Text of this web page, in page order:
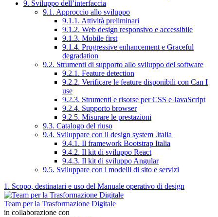
9. Sviluppo dell’interfaccia
9.1. Approccio allo sviluppo
9.1.1. Attività preliminari
9.1.2. Web design responsivo e accessibile
9.1.3. Mobile first
9.1.4. Progressive enhancement e Graceful
degradation
9.2. Strumenti di supporto allo sviluppo del software
9.2.1. Feature detection
9.2.2. Verificare le feature disponibili con Can I
use
9.2.3. Strumenti e risorse per CSS e JavaScript
9.2.4. Supporto browser
9.2.5. Misurare le prestazioni
9.3. Catalogo del riuso
9.4. Sviluppare con il design system .italia
9.4.1. Il framework Bootstrap Italia
9.4.2. Il kit di sviluppo React
9.4.3. Il kit di sviluppo Angular
9.5. Sviluppare con i modelli di sito e servizi
1. Scopo, destinatari e uso del Manuale operativo di design
Team per la Trasformazione Digitale
in collaborazione con